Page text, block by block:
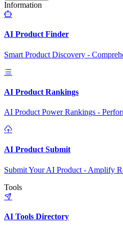
Information
AI Product Finder
Smart Product Discovery -
AI Product Rankings
AI Product Power Rankings -
AI Product Submit
Submit Your AI Product - Amplify
Tools
AI Tools Directory